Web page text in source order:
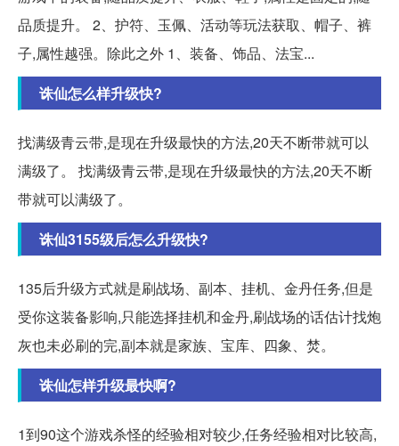
品质提升。 2、护符、玉佩、活动等玩法获取、帽子、裤
子,属性越强。除此之外 1、装备、饰品、法宝...
诛仙怎么样升级快?
找满级青云带,是现在升级最快的方法,20天不断带就可以
满级了。 找满级青云带,是现在升级最快的方法,20天不断
带就可以满级了。
诛仙3155级后怎么升级快?
135后升级方式就是刷战场、副本、挂机、金丹任务,但是
受你这装备影响,只能选择挂机和金丹,刷战场的话估计找炮
灰也未必刷的完,副本就是家族、宝库、四象、焚。
诛仙怎样升级最快啊?
1到90这个游戏杀怪的经验相对较少,任务经验相对比较高,